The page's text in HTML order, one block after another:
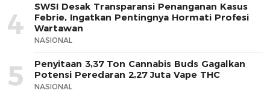
4
SWSI Desak Transparansi Penanganan Kasus
Febrie, Ingatkan Pentingnya Hormati Profesi
Wartawan
NASIONAL
5
Penyitaan 3,37 Ton Cannabis Buds Gagalkan
Potensi Peredaran 2,27 Juta Vape THC
NASIONAL